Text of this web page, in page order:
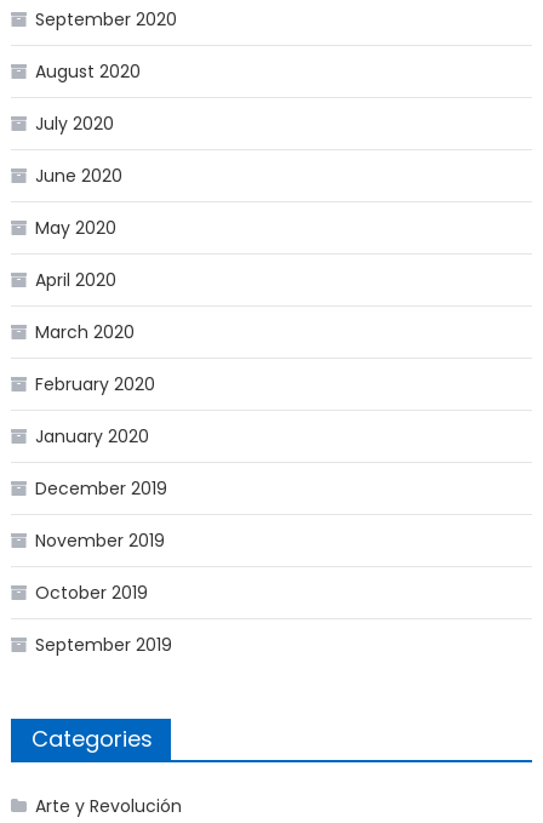
September 2020
August 2020
July 2020
June 2020
May 2020
April 2020
March 2020
February 2020
January 2020
December 2019
November 2019
October 2019
September 2019
Categories
Arte y Revolución